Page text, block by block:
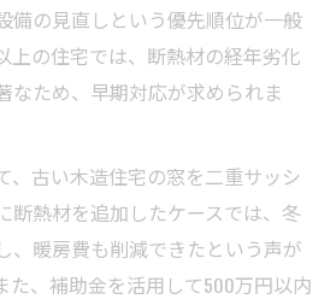
備の見直しという優先順位が一般
上の住宅では、断熱材の経年劣化
なため、早期対応が求められま
、古い木造住宅の窓を二重サッシ
断熱材を追加したケースでは、冬
、暖房費も削減できたという声が
た、補助金を活用して500万円以内